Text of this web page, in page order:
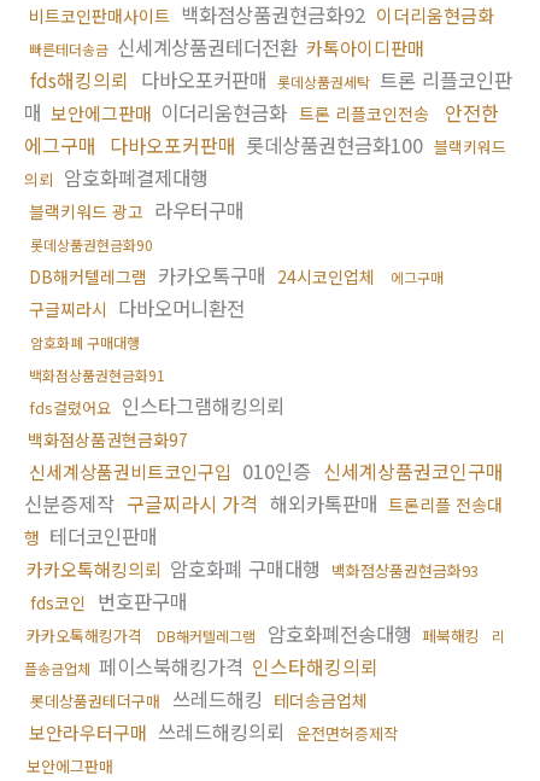
비트코인판매사이트 백화점상품권현금화92 이더리움현금화
빠른테더송금 신세계상품권테더전환 카톡아이디판매
fds해킹의뢰 다바오포커판매 롯데상품권세탁 트론 리플코인판
매 보안에그판매 이더리움현금화 트론 리플코인전송
안전한
에그구매 다바오포커판매 롯데상품권현금화100 블랙키워드
의뢰 암호화폐결제대행
블랙키워드 광고 라우터구매
롯데상품권현금화90
DB해커텔레그램 카카오톡구매 24시코인업체 에그구매
구글찌라시 다바오머니환전
암호화폐 구매대행
백화점상품권현금화91
fds걸렸어요 인스타그램해킹의뢰
백화점상품권현금화97
신세계상품권비트코인구입 010인증 신세계상품권코인구매
신분증제작 구글찌라시 가격 해외카톡판매 트론리플 전송대
행 테더코인판매
카카오톡해킹의뢰 암호화폐 구매대행 백화점상품권현금화93
fds코인 번호판구매
카카오톡해킹가격 DB해커텔레그램 암호화폐전송대행 페북해킹
리
플송금업체 페이스북해킹가격 인스타해킹의뢰
롯데상품권테더구매 쓰레드해킹 테더송금업체
보안라우터구매 쓰레드해킹의뢰
운전면허증제작
보안에그판매